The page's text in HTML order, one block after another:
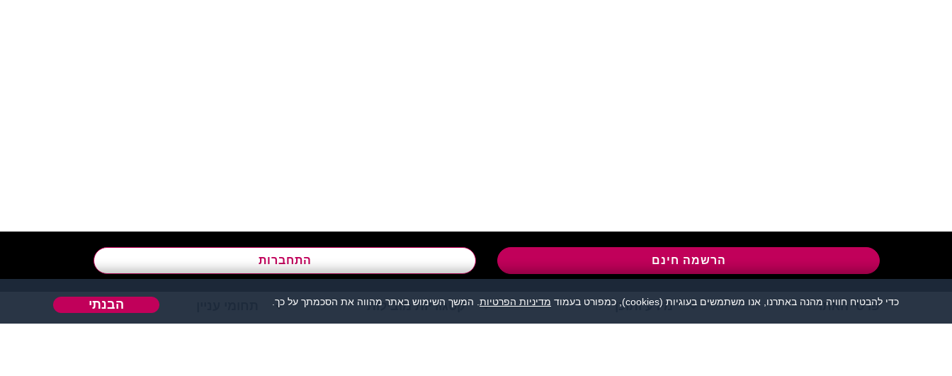
הרשמה חינם התחברות 04-8558924
פרטי האתר מידע ותוכן קטגוריות מובילות כדי להבטיח חוויה מהנה באתרנו, אנו משתמשים בעוגיות (cookies), כמפורט בעמוד מדיניות הפרטיות . המשך השימוש באתר מהווה את הסכמתך על כך. הבנתי